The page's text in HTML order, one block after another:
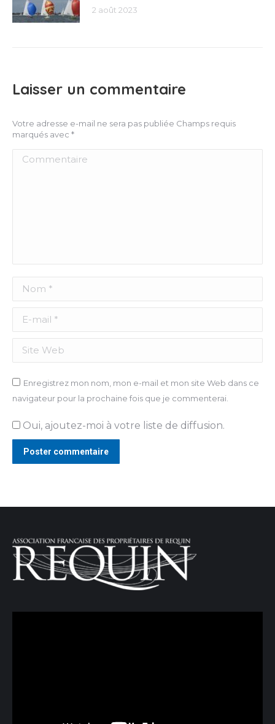
2 août 2023
Laisser un commentaire
Votre adresse e-mail ne sera pas publiée Champs requis
marqués avec *
Commentaire
Nom *
E-mail *
Site Web
Enregistrez mon nom, mon e-mail et mon site Web dans ce
navigateur pour la prochaine fois que je commenterai.
Oui, ajoutez-moi à votre liste de diffusion.
Poster commentaire